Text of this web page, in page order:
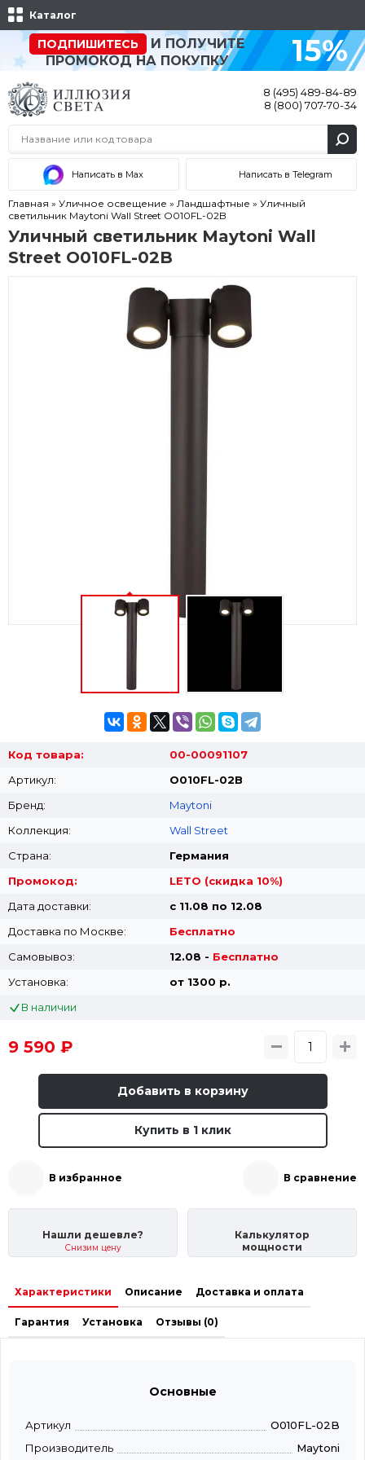
Каталог
ПОДПИШИТЕСЬ
И ПОЛУЧИТЕ
ПРОМОКОД НА ПОКУПКУ
15%
8 (495) 489-84-89
8 (800) 707-70-34
Написать в Max Написать в Telegram
Главная » Уличное освещение » Ландшафтные » Уличный
светильник Maytoni Wall Street O010FL-02B
Уличный светильник Maytoni Wall
Street O010FL-02B
Код товара:
00-00091107
Артикул:
O010FL-02B
Бренд:
Maytoni
Коллекция:
Wall Street
Страна:
Германия
Промокод:
LETO (скидка 10%)
Дата доставки:
с 11.08 по 12.08
Доставка по Москве:
Бесплатно
Самовывоз:
12.08 - Бесплатно
Установка:
от 1300 p.
В наличии
9 590 ₽
Добавить в корзину
Купить в 1 клик
В избранное В сравнение
Нашли дешевле?
Снизим цену
Калькулятор
мощности
Характеристики Описание Доставка и оплата
Гарантия Установка Отзывы (0)
Основные
Артикул
O010FL-02B
Производитель
Maytoni